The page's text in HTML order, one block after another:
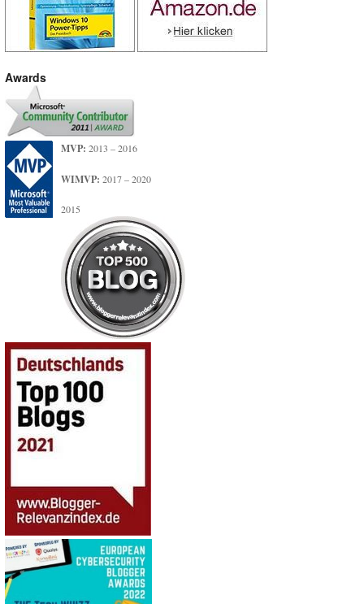
Awards
MVP: 2013 – 2016
WIMVP: 2017 – 2020
2015